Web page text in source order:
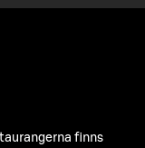
finns